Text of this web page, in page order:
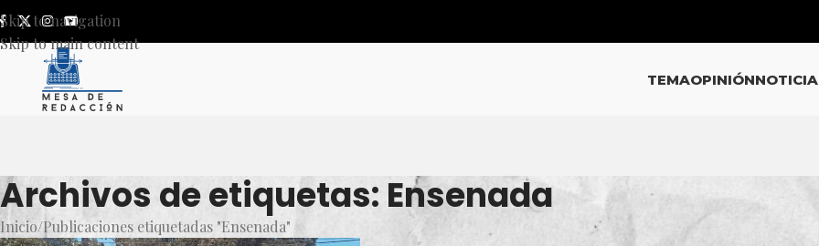
Skip to navigation
Skip to main content
TEMAOPINIÓN
Archivos de etiquetas: Ensenada
Inicio Publicaciones etiquetadas "Ensenada"